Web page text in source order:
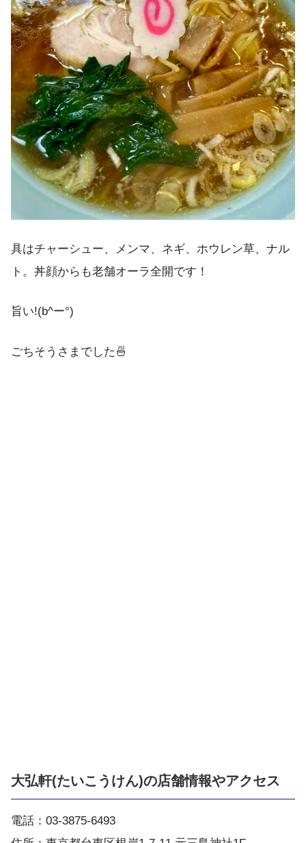
具はチャーシュー、メンマ、ネギ、ホウレン草、ナル
ト。丼顔からも老舗オーラ全開です！
旨い!(b^ー°)
ごちそうさまでした🍜
大弘軒(たいこうけん)の店舗情報やアクセス
電話：03-3875-6493